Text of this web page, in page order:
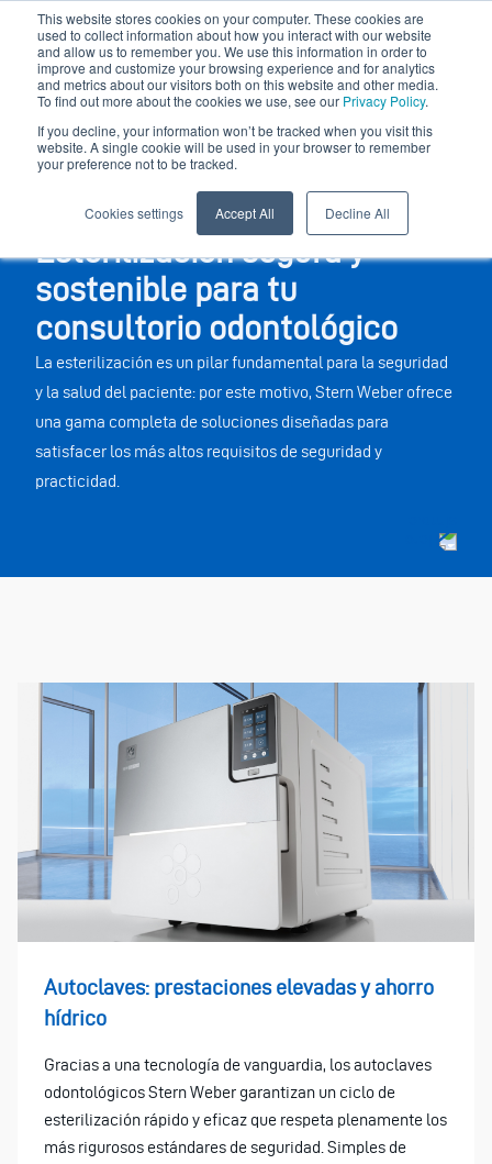
This website stores cookies on your computer. These cookies are
used to collect information about how you interact with our website
and allow us to remember you. We use this information in order to
improve and customize your browsing experience and for analytics
and metrics about our visitors both on this website and other media.
To find out more about the cookies we use, see our Privacy Policy.
If you decline, your information won’t be tracked when you visit this
website. A single cookie will be used in your browser to remember
your preference not to be tracked.
Cookies settings Accept All Decline All
Esterilización segura y
sostenible para tu
consultorio odontológico
La esterilización es un pilar fundamental para la seguridad
y la salud del paciente: por este motivo, Stern Weber ofrece
una gama completa de soluciones diseñadas para
satisfacer los más altos requisitos de seguridad y
practicidad.
Autoclaves: prestaciones elevadas y ahorro
hídrico
Gracias a una tecnología de vanguardia, los autoclaves
odontológicos Stern Weber garantizan un ciclo de
esterilización rápido y eficaz que respeta plenamente los
más rigurosos estándares de seguridad. Simples de